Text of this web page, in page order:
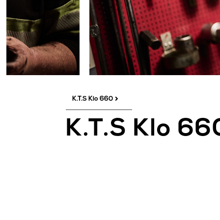

K.T.S Klo 660
K.T.S Klo